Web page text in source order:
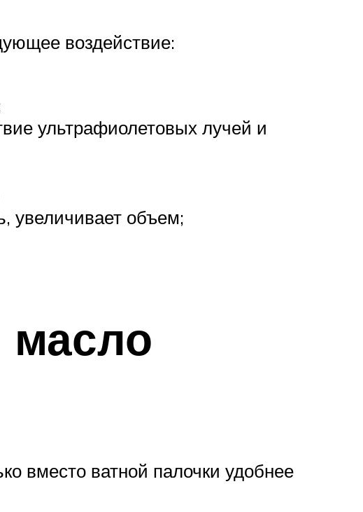
воздействие:
ультрафиолетовых лучей и
увеличивает объем;
масло
вместо ватной палочки удобнее